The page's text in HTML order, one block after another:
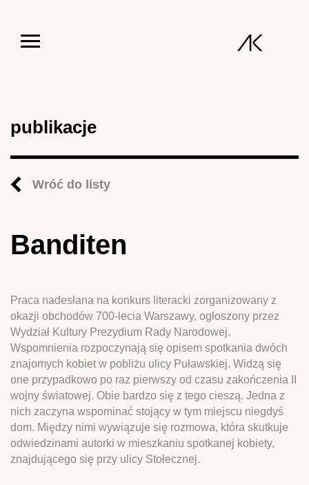
publikacje
Wróć do listy
Banditen
Praca nadesłana na konkurs literacki zorganizowany z
okazji obchodów 700-lecia Warszawy, ogłoszony przez
Wydział Kultury Prezydium Rady Narodowej.
Wspomnienia rozpoczynają się opisem spotkania dwóch
znajomych kobiet w pobliżu ulicy Puławskiej. Widzą się
one przypadkowo po raz pierwszy od czasu zakończenia II
wojny światowej. Obie bardzo się z tego cieszą. Jedna z
nich zaczyna wspominać stojący w tym miejscu niegdyś
dom. Między nimi wywiązuje się rozmowa, która skutkuje
odwiedzinami autorki w mieszkaniu spotkanej kobiety,
znajdującego się przy ulicy Stołecznej.